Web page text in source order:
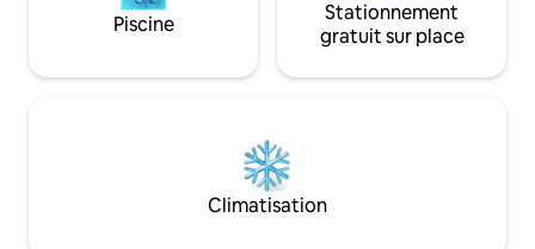
Piscine
Stationnement
gratuit sur place
Climatisation